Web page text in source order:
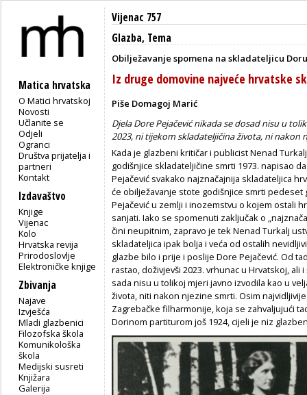
Matica hrvatska
O Matici hrvatskoj
Novosti
Učlanite se
Odjeli
Ogranci
Društva prijatelja i
partneri
Kontakt
Izdavaštvo
Knjige
Vijenac
Kolo
Hrvatska revija
Prirodoslovlje
Elektroničke knjige
Zbivanja
Najave
Izvješća
Mladi glazbenici
Filozofska škola
Komunikološka
škola
Medijski susreti
Knjižara
Galerija
Vijenac 757
Glazba, Tema
Obilježavanje spomena na skladateljicu
Iz druge domovine najveće hrvatske
Piše Domagoj Marić
Djela Dore Pejačević nikada se dosad nisu u
2023, ni tijekom skladateljičina života, ni nakon
Kada je glazbeni kritičar i publicist Nenad
godišnjice skladateljičine smrti 1973. napisao
Pejačević svakako najznačajnija skladateljica
će obilježavanje stote godišnjice smrti
Pejačević u zemlji i inozemstvu o kojem ostali
sanjati. Iako se spomenuti zaključak o
čini neupitnim, zapravo je tek Nenad Turkalj
skladateljica ipak bolja i veća od ostalih
glazbe bilo i prije i poslije Dore Pejačević. Od
rastao, doživjevši 2023. vrhunac u Hrvatskoj, ali
sada nisu u tolikoj mjeri javno izvodila kao u
života, niti nakon njezine smrti. Osim
Zagrebačke filharmonije, koja se zahvaljujući
Dorinom partiturom još 1924, cijeli je niz